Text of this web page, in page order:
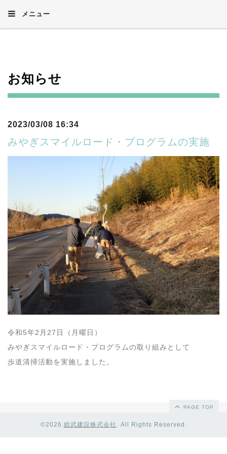
メニュー
お知らせ
2023/03/08 16:34
みやぎスマイルロード・プログラムの実施
令和5年2月27日（月曜日）
みやぎスマイルロード・プログラムの取り組みとして
歩道清掃活動を実施しました。
PAGE TOP
©2026 総武建設株式会社 . All Rights Reserved.